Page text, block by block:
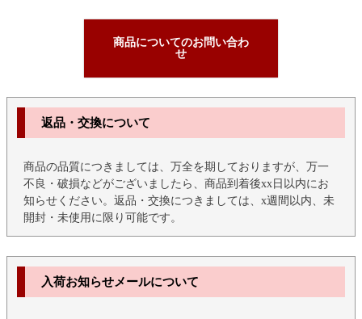
商品についてのお問い合わ
せ
返品・交換について
商品の品質につきましては、万全を期しておりますが、万一
不良・破損などがございましたら、商品到着後xx日以内にお
知らせください。返品・交換につきましては、x週間以内、未
開封・未使用に限り可能です。
入荷お知らせメールについて